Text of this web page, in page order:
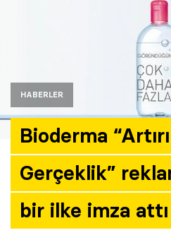
HABERLER
Bioderma
Gerçeklik”
bir ilke imza attı